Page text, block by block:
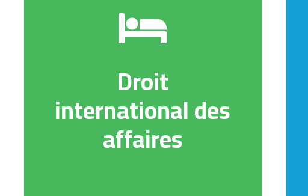
Droit
international des
affaires